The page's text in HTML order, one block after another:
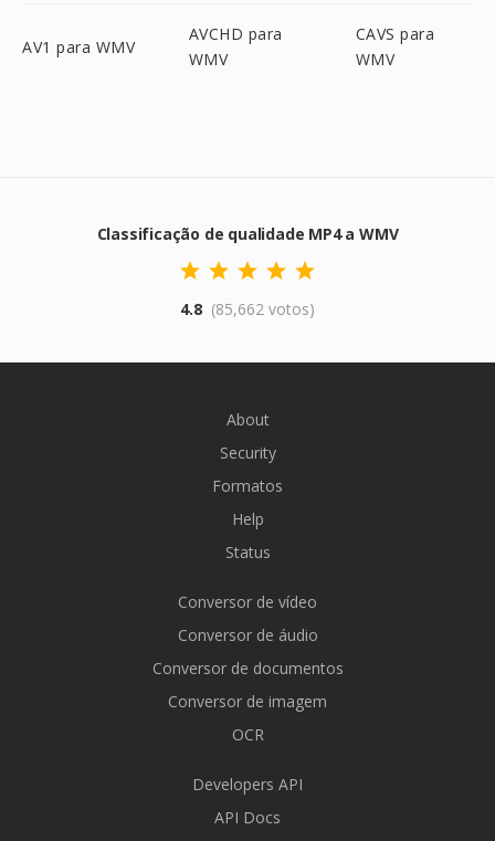
AV1 para WMV
AVCHD para
WMV
CAVS para
WMV
Classificação de qualidade MP4 a WMV
4.8 (85,662 votos)
About
Security
Formatos
Help
Status
Conversor de vídeo
Conversor de áudio
Conversor de documentos
Conversor de imagem
OCR
Developers API
API Docs